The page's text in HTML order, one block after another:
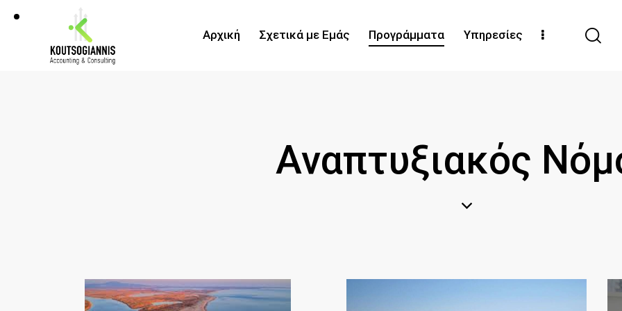
Αρχική Σχετικά με Εμάς Προγράμματα Υπηρεσίες
Αναπτυξιακός